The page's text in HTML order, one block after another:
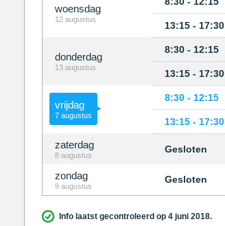
woensdag
12 augustus
13:15 - 17:30
donderdag
13 augustus
8:30 - 12:15
13:15 - 17:30
vrijdag
7 augustus
8:30 - 12:15
13:15 - 17:30
zaterdag
8 augustus
Gesloten
zondag
9 augustus
Gesloten
Info laatst gecontroleerd op 4 juni 2018.